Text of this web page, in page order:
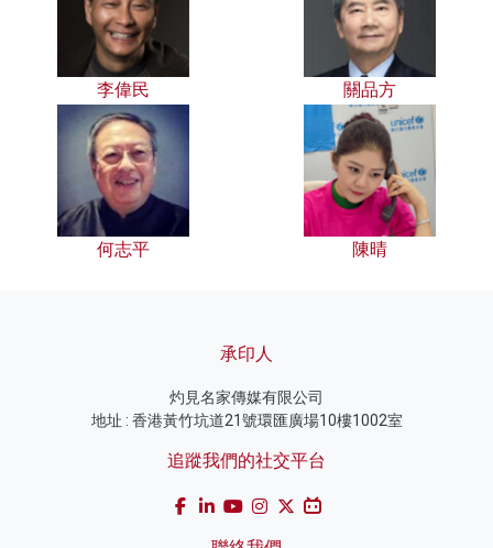
李偉民 關品方
何志平 陳晴
承印人
灼見名家傳媒有限公司
地址 : 香港黃竹坑道21號環匯廣場10樓1002室
追蹤我們的社交平台